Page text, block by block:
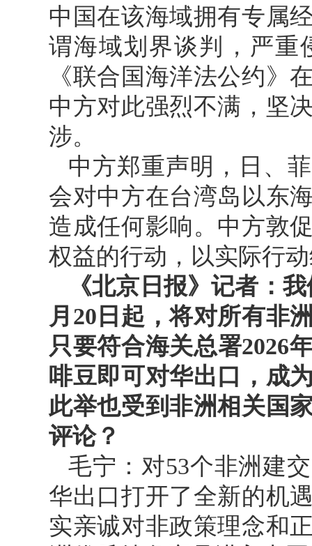
中国在该海域拥有专属
谓海域划界谈判，严重
《联合国海洋法公约》
中方对此强烈不满，坚
涉。
中方郑重声明，日、
会对中方在台湾岛以东
造成任何影响。中方敦
权益的行动，以实际行
《北京日报》记者：
月20日起，将对所有非
只要符合海关总署2026
啡豆即可对华出口，成
此举也受到非洲相关国
评论？
毛宁：对53个非洲建
华出口打开了全新的机
实亲诚对非政策理念和